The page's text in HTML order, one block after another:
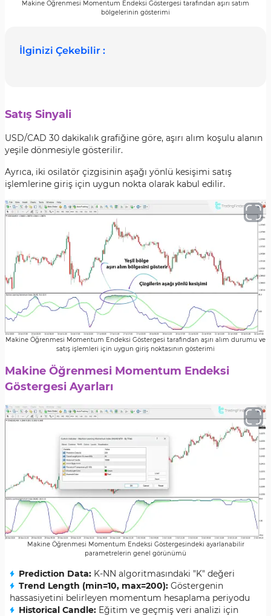
Makine Öğrenmesi Momentum Endeksi Göstergesi tarafından aşırı satım
bölgelerinin gösterimi
İlginizi Çekebilir :
Satış Sinyali
USD/CAD 30 dakikalık grafiğine göre, aşırı alım koşulu alanın
yeşile dönmesiyle gösterilir.
Ayrıca, iki osilatör çizgisinin aşağı yönlü kesişimi satış
işlemlerine giriş için uygun nokta olarak kabul edilir.
Makine Öğrenmesi Momentum Endeksi Göstergesi tarafından aşırı alım durumu ve
satış işlemleri için uygun giriş noktasının gösterimi
Makine Öğrenmesi Momentum Endeksi
Göstergesi Ayarları
Makine Öğrenmesi Momentum Endeksi Göstergesindeki ayarlanabilir
parametrelerin genel görünümü
Prediction Data: K-NN algoritmasındaki "K" değeri
Trend Length (min=10, max=200): Göstergenin
hassasiyetini belirleyen momentum hesaplama periyodu
Historical Candle: Eğitim ve geçmiş veri analizi için